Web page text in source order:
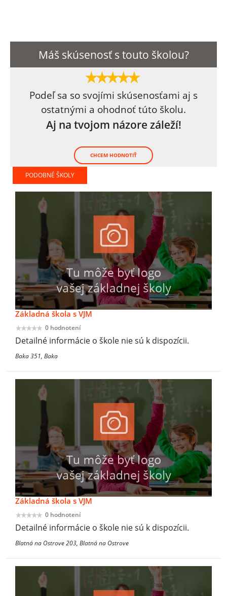
Máš skúsenosť s touto školou?
Podeľ sa so svojími skúsenosťami aj s
ostatnými a ohodnoť túto školu.
Aj na tvojom názore záleží!
CHCEM HODNOTIŤ
PODOBNÉ ŠKOLY
Základná škola s VJM
0 hodnotení
Detailné informácie o škole nie sú k dispozícii.
Baka 351, Baka
Základná škola s VJM
0 hodnotení
Detailné informácie o škole nie sú k dispozícii.
Blatná na Ostrove 203, Blatná na Ostrove